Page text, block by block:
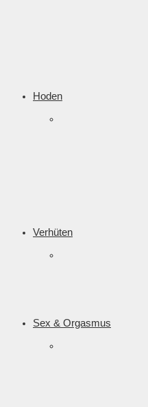
Hoden
Verhüten
Sex & Orgasmus